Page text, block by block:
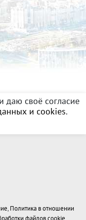
даю своё согласие
и cookies.
, Политика в отношении
файлов cookie